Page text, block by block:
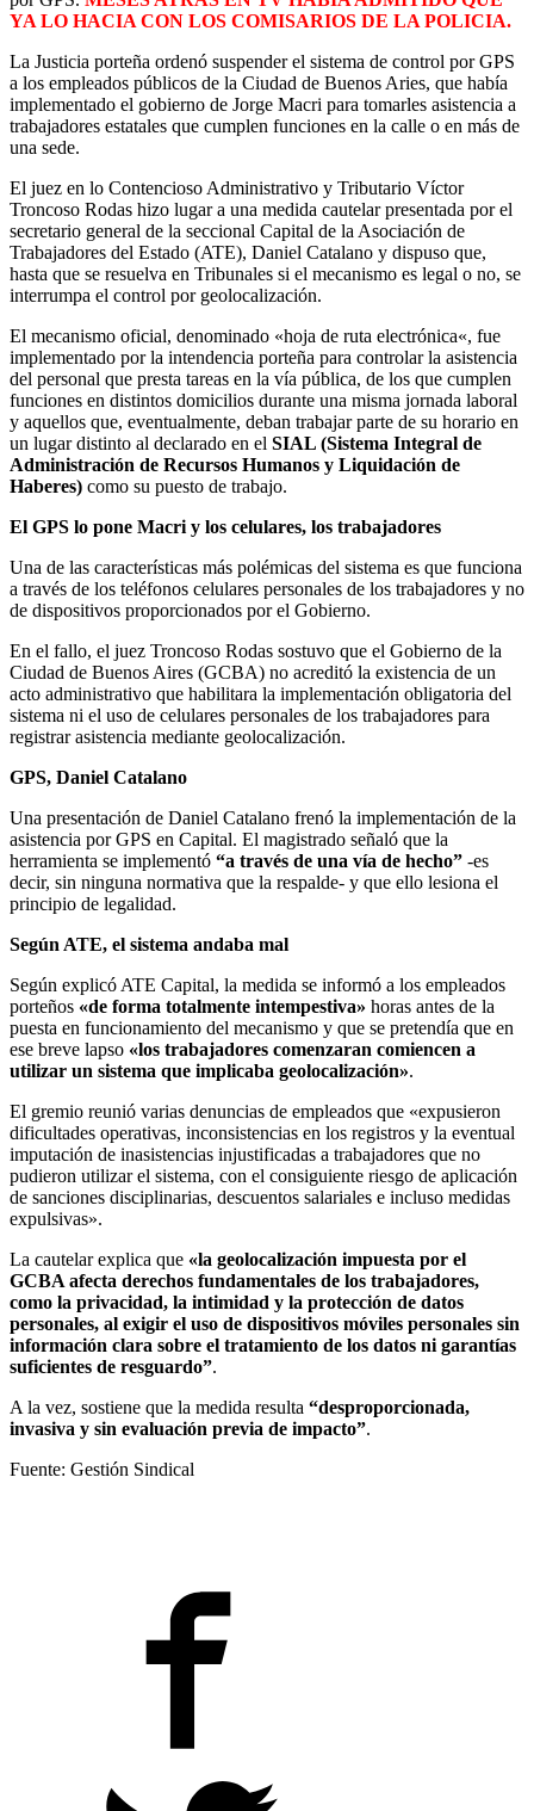
YA LO HACIA CON LOS COMISARIOS DE LA POLICIA.
La Justicia porteña ordenó suspender el sistema de control por GPS
a los empleados públicos de la Ciudad de Buenos Aries, que había
implementado el gobierno de Jorge Macri para tomarles asistencia a
trabajadores estatales que cumplen funciones en la calle o en más de
una sede.
El juez en lo Contencioso Administrativo y Tributario Víctor
Troncoso Rodas hizo lugar a una medida cautelar presentada por el
secretario general de la seccional Capital de la Asociación de
Trabajadores del Estado (ATE), Daniel Catalano y dispuso que,
hasta que se resuelva en Tribunales si el mecanismo es legal o no, se
interrumpa el control por geolocalización.
El mecanismo oficial, denominado «hoja de ruta electrónica«, fue
implementado por la intendencia porteña para controlar la asistencia
del personal que presta tareas en la vía pública, de los que cumplen
funciones en distintos domicilios durante una misma jornada laboral
y aquellos que, eventualmente, deban trabajar parte de su horario en
un lugar distinto al declarado en el SIAL (Sistema Integral de
Administración de Recursos Humanos y Liquidación de
Haberes) como su puesto de trabajo.
El GPS lo pone Macri y los celulares, los trabajadores
Una de las características más polémicas del sistema es que funciona
a través de los teléfonos celulares personales de los trabajadores y no
de dispositivos proporcionados por el Gobierno.
En el fallo, el juez Troncoso Rodas sostuvo que el Gobierno de la
Ciudad de Buenos Aires (GCBA) no acreditó la existencia de un
acto administrativo que habilitara la implementación obligatoria del
sistema ni el uso de celulares personales de los trabajadores para
registrar asistencia mediante geolocalización.
GPS, Daniel Catalano
Una presentación de Daniel Catalano frenó la implementación de la
asistencia por GPS en Capital. El magistrado señaló que la
herramienta se implementó “a través de una vía de hecho” -es
decir, sin ninguna normativa que la respalde- y que ello lesiona el
principio de legalidad.
Según ATE, el sistema andaba mal
Según explicó ATE Capital, la medida se informó a los empleados
porteños «de forma totalmente intempestiva» horas antes de la
puesta en funcionamiento del mecanismo y que se pretendía que en
ese breve lapso «los trabajadores comenzaran comiencen a
utilizar un sistema que implicaba geolocalización».
El gremio reunió varias denuncias de empleados que «expusieron
dificultades operativas, inconsistencias en los registros y la eventual
imputación de inasistencias injustificadas a trabajadores que no
pudieron utilizar el sistema, con el consiguiente riesgo de aplicación
de sanciones disciplinarias, descuentos salariales e incluso medidas
expulsivas».
La cautelar explica que «la geolocalización impuesta por el
GCBA afecta derechos fundamentales de los trabajadores,
como la privacidad, la intimidad y la protección de datos
personales, al exigir el uso de dispositivos móviles personales sin
información clara sobre el tratamiento de los datos ni garantías
suficientes de resguardo”.
A la vez, sostiene que la medida resulta “desproporcionada,
invasiva y sin evaluación previa de impacto”.
Fuente: Gestión Sindical